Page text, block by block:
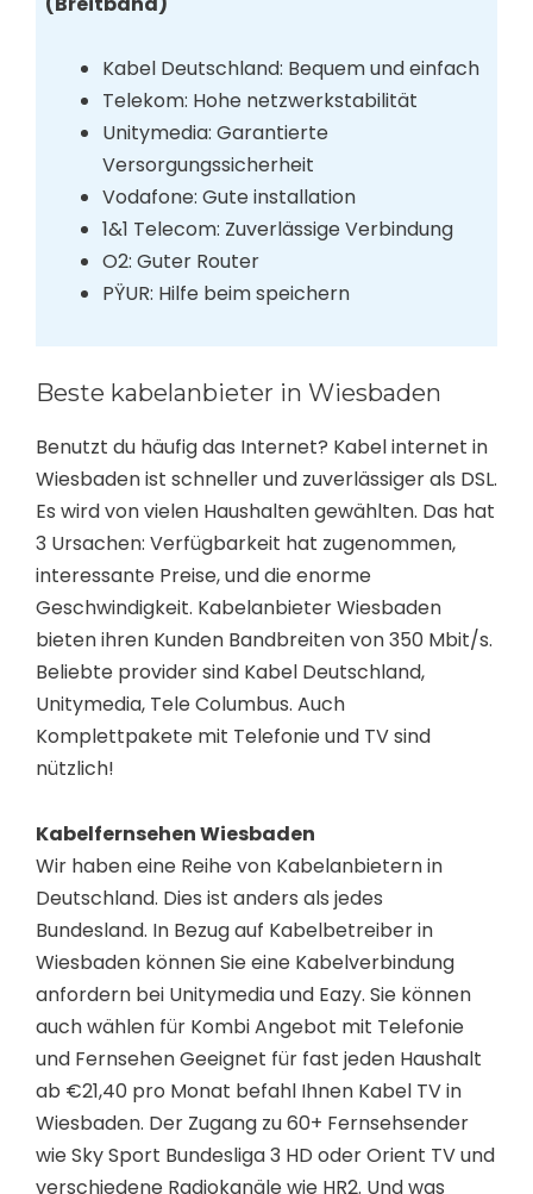
Kabel Deutschland: Bequem und einfach
Telekom: Hohe netzwerkstabilität
Unitymedia: Garantierte
Versorgungssicherheit
Vodafone: Gute installation
1&1 Telecom: Zuverlässige Verbindung
O2: Guter Router
PŸUR: Hilfe beim speichern
Beste kabelanbieter in Wiesbaden
Benutzt du häufig das Internet? Kabel internet in
Wiesbaden ist schneller und zuverlässiger als DSL.
Es wird von vielen Haushalten gewählten. Das hat
3 Ursachen: Verfügbarkeit hat zugenommen,
interessante Preise, und die enorme
Geschwindigkeit. Kabelanbieter Wiesbaden
bieten ihren Kunden Bandbreiten von 350 Mbit/s.
Beliebte provider sind Kabel Deutschland,
Unitymedia, Tele Columbus. Auch
Komplettpakete mit Telefonie und TV sind
nützlich!
Kabelfernsehen Wiesbaden
Wir haben eine Reihe von Kabelanbietern in
Deutschland. Dies ist anders als jedes
Bundesland. In Bezug auf Kabelbetreiber in
Wiesbaden können Sie eine Kabelverbindung
anfordern bei Unitymedia und Eazy. Sie können
auch wählen für Kombi Angebot mit Telefonie
und Fernsehen Geeignet für fast jeden Haushalt
ab €21,40 pro Monat befahl Ihnen Kabel TV in
Wiesbaden. Der Zugang zu 60+ Fernsehsender
wie Sky Sport Bundesliga 3 HD oder Orient TV und
verschiedene Radiokanäle wie HR2. Und was